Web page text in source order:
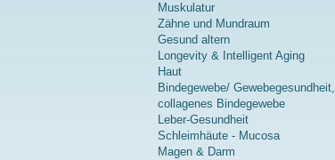
Muskulatur
Zähne und Mundraum
Gesund altern
Longevity & Intelligent Aging
Haut
Bindegewebe/ Gewebegesundheit,
collagenes Bindegewebe
Leber-Gesundheit
Schleimhäute - Mucosa
Magen & Darm